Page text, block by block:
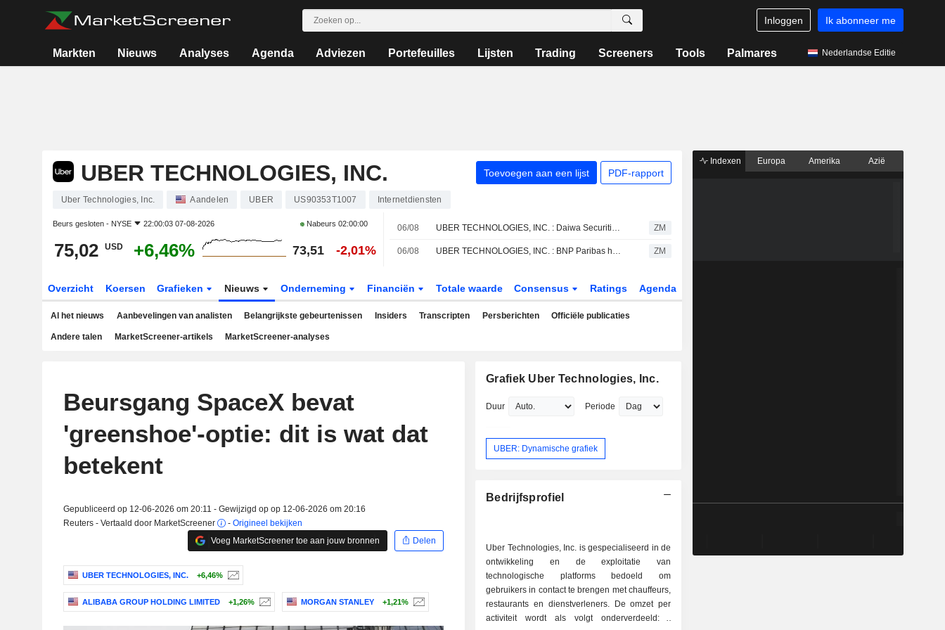
Inloggen Ik abonneer me
Markten Nieuws Analyses Agenda Adviezen Portefeuilles Lijsten Trading Screeners Tools Palmares Nederlandse Editie
UBER TECHNOLOGIES, INC. Toevoegen aan een lijst PDF-rapport
Uber Technologies, Inc. Aandelen UBER US90353T1007 Internetdiensten
Beurs gesloten - NYSE 22:00:03 07-08-2026 Nabeurs02:00:00
75,02 USD +6,46% 73,51 -2,01%
06/08 UBER TECHNOLOGIES, INC. : Daiwa Securities herhaalt het Neutraal advies ZM
06/08 UBER TECHNOLOGIES, INC. : BNP Paribas handhaaft koopadvies ZM
Overzicht Koersen Grafieken Nieuws Onderneming Financiën Totale waarde Consensus Ratings Agenda
Al het nieuws Aanbevelingen van analisten Belangrijkste gebeurtenissen Insiders Transcripten Persberichten Officiële publicaties
Andere talen MarketScreener-artikels MarketScreener-analyses
Beursgang SpaceX bevat
'greenshoe'-optie: dit is wat dat
betekent
Gepubliceerd op 12-06-2026 om 20:11 - Gewijzigd op op 12-06-2026 om 20:16
Reuters - Vertaald door MarketScreener
- Origineel bekijken
Voeg MarketScreener toe aan jouw bronnen
Delen
UBER TECHNOLOGIES, INC. +6,46%
ALIBABA GROUP HOLDING LIMITED +1,26% MORGAN STANLEY +1,21%
Grafiek Uber Technologies, Inc.
Duur Periode
UBER: Dynamische grafiek
Bedrijfsprofiel
Uber Technologies, Inc. is gespecialiseerd in de
ontwikkeling en de exploitatie van
technologische platforms bedoeld om
gebruikers in contact te brengen met chauffeurs,
restaurants en dienstverleners. De omzet per
activiteit wordt als volgt onderverdeeld: -
Indexen Europa Amerika Azië